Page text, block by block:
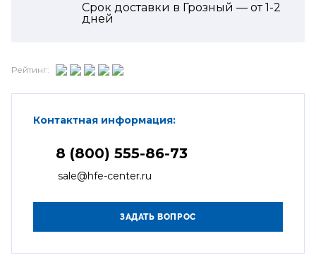
Срок доставки в Грозный — от1-2
дней
Рейтинг:
Контактная информация:
8 (800) 555-86-73
sale@hfe-center.ru